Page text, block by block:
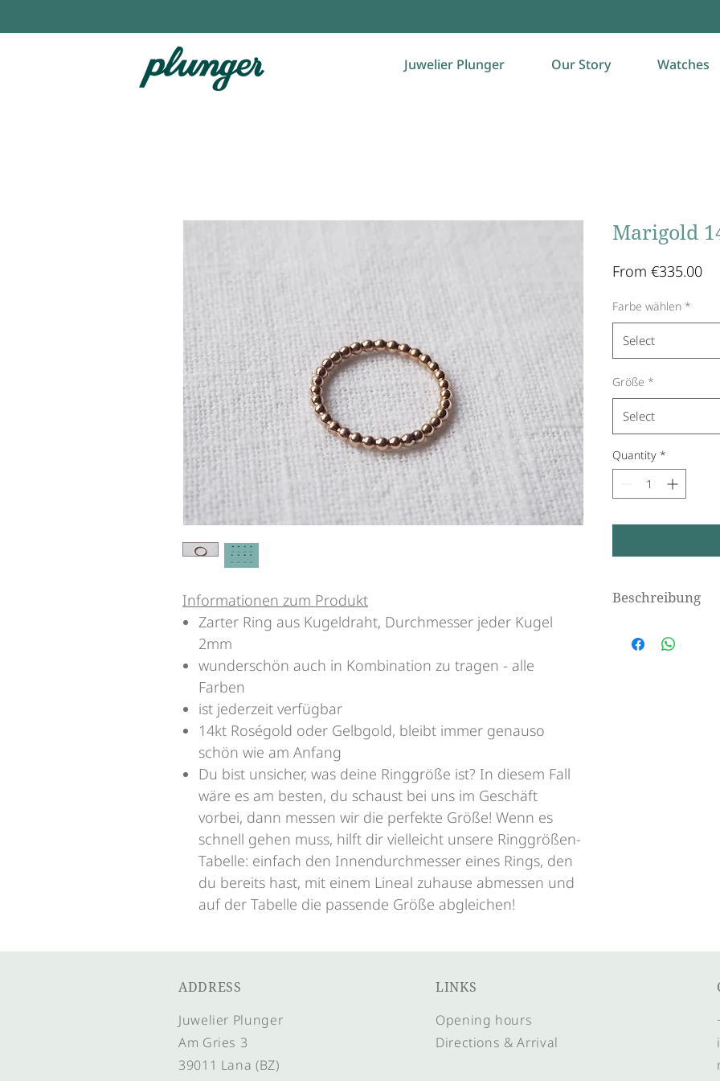
Juwelier Plunger Our Story Watches
Informationen zum Produkt
Zarter Ring aus Kugeldraht, Durchmesser jeder Kugel
2mm
wunderschön auch in Kombination zu tragen - alle
Farben
ist jederzeit verfügbar
14kt Roségold oder Gelbgold, bleibt immer genauso
schön wie am Anfang
Du bist unsicher, was deine Ringgröße ist? In diesem Fall
wäre es am besten, du schaust bei uns im Geschäft
vorbei, dann messen wir die perfekte Größe! Wenn es
schnell gehen muss, hilft dir vielleicht unsere Ringgrößen-
Tabelle: einfach den Innendurchmesser eines Rings, den
du bereits hast, mit einem Lineal zuhause abmessen und
auf der Tabelle die passende Größe abgleichen!
Marigold
From €335.00Sale
Farbe wählen *
Select
Größe *
Select
Quantity *
Beschreibung
ADDRESS
Juwelier Plunger
Am Gries 3
39011 Lana (BZ)
LINKS
Opening hours
Directions & Arrival